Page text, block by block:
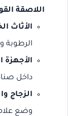
اللاصقة
الأثاث
الرطوبة
الأجهزة
داخل
الزجاج
وضع